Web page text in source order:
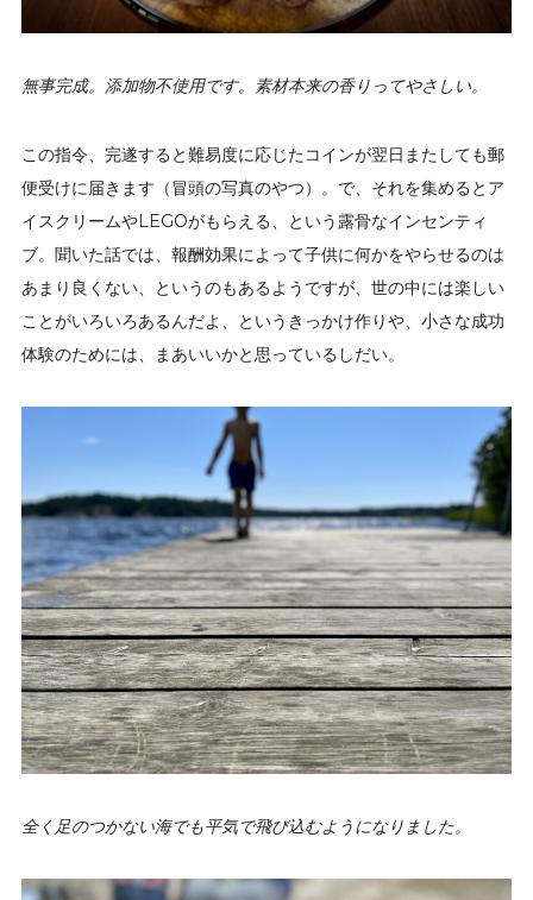
無事完成。添加物不使用です。素材本来の香りってやさしい。
この指令、完遂すると難易度に応じたコインが翌日またしても郵
便受けに届きます（冒頭の写真のやつ）。で、それを集めるとア
イスクリームやLEGOがもらえる、という露骨なインセンティ
ブ。聞いた話では、報酬効果によって子供に何かをやらせるのは
あまり良くない、というのもあるようですが、世の中には楽しい
ことがいろいろあるんだよ、というきっかけ作りや、小さな成功
体験のためには、まあいいかと思っているしだい。
全く足のつかない海でも平気で飛び込むようになりました。